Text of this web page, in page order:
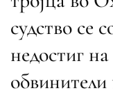
судство се
недостиг
обвинители